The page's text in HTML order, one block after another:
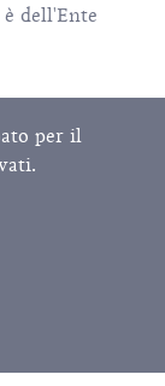
dell'Ente
per il